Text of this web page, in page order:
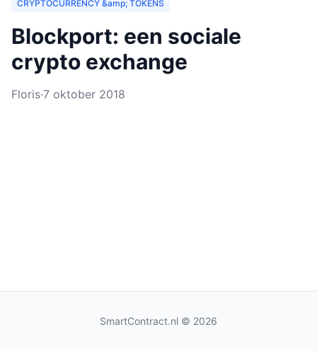
CRYPTOCURRENCY &amp; TOKENS
Blockport: een sociale
crypto exchange
Floris·7 oktober 2018
SmartContract.nl © 2026